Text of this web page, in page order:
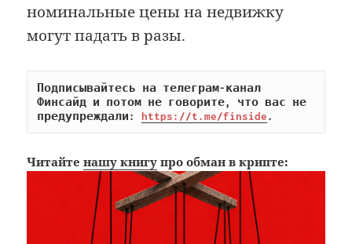
номинальные цены на недвижку
могут падать в разы.
Подписывайтесь на телеграм-канал
Финсайд и потом не говорите, что вас не
предупреждали: https://t.me/finside.
Читайтенашу книгу про обман в крипте: